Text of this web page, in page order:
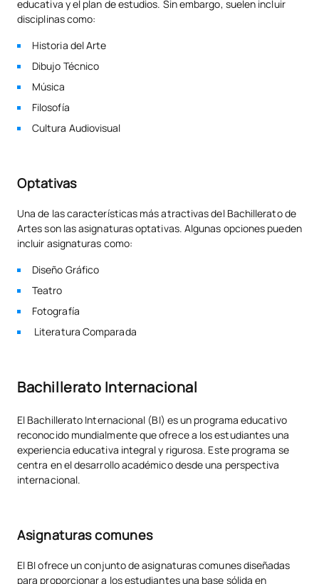
educativa y el plan de estudios. Sin embargo, suelen incluir
disciplinas como:
Historia del Arte
Dibujo Técnico
Música
Filosofía
Cultura Audiovisual
Optativas
Una de las características más atractivas del Bachillerato de
Artes son las asignaturas optativas. Algunas opciones pueden
incluir asignaturas como:
Diseño Gráfico
Teatro
Fotografía
Literatura Comparada
Bachillerato Internacional
El Bachillerato Internacional (BI) es un programa educativo
reconocido mundialmente que ofrece a los estudiantes una
experiencia educativa integral y rigurosa. Este programa se
centra en el desarrollo académico desde una perspectiva
internacional.
Asignaturas comunes
El BI ofrece un conjunto de asignaturas comunes diseñadas
para proporcionar a los estudiantes una base sólida en